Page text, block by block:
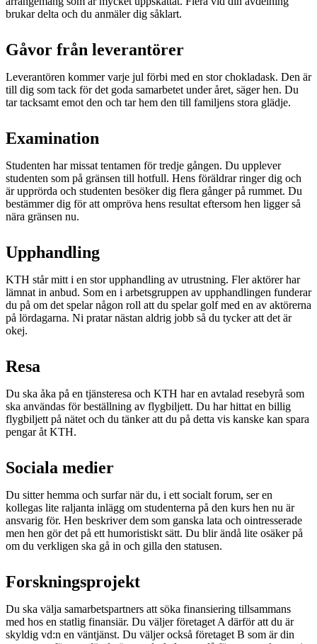
brukar delta och du anmäler dig såklart.
Gåvor från leverantörer
Leverantören kommer varje jul förbi med en stor chokladask. Den är
till dig som tack för det goda samarbetet under året, säger hen. Du
tar tacksamt emot den och tar hem den till familjens stora glädje.
Examination
Studenten har missat tentamen för tredje gången. Du upplever
studenten som på gränsen till hotfull. Hens föräldrar ringer dig och
är upprörda och studenten besöker dig flera gånger på rummet. Du
bestämmer dig för att ompröva hens resultat eftersom hen ligger så
nära gränsen nu.
Upphandling
KTH står mitt i en stor upphandling av utrustning. Fler aktörer har
lämnat in anbud. Som en i arbetsgruppen av upphandlingen funderar
du på om det spelar någon roll att du spelar golf med en av aktörerna
på lördagarna. Ni pratar nästan aldrig jobb så du tycker att det är
okej.
Resa
Du ska åka på en tjänsteresa och KTH har en avtalad resebyrå som
ska användas för beställning av flygbiljett. Du har hittat en billig
flygbiljett på nätet och du tänker att du på detta vis kanske kan spara
pengar åt KTH.
Sociala medier
Du sitter hemma och surfar när du, i ett socialt forum, ser en
kollegas lite raljanta inlägg om studenterna på den kurs hen nu är
ansvarig för. Hen beskriver dem som ganska lata och ointresserade
men hen gör det på ett humoristiskt sätt. Du blir ändå lite osäker på
om du verkligen ska gå in och gilla den statusen.
Forskningsprojekt
Du ska välja samarbetspartners att söka finansiering tillsammans
med hos en statlig finansiär. Du väljer företaget A därför att du är
skyldig vd:n en väntjänst. Du väljer också företaget B som är din